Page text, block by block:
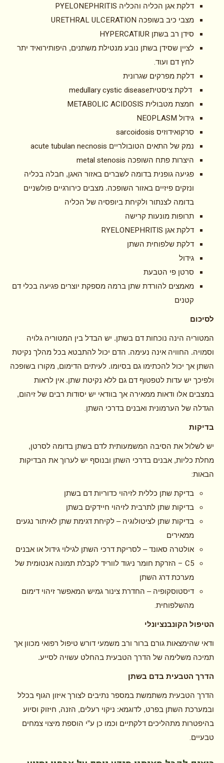
דלקת אגן הכליה והכליה PYELONEPHRITIS
מצבי כיב בשופכה URETHRAL ULCERATION
סידן רב בשתן HYPERCATIUR
לציין שסידן בשתן נובע מנטילת משתנים, היפותירואיד יתר
לחץ דם ועוד.
דלקת מפרקים שגרונית
דלקת ציסטיתmedullary cystic disease
חמצת מטבולית METABOLIC ACIDOSIS
גידול NEOPLASM
סרקואידוזיס sarcoidosis
נמק של התאים הטובולריים acute tubulan necnosis
היצרות פתח השופכה metal stenosis
פגיעה גופנית בדומה לשברים באזור האגן, חבלה בכליה
ונזקים פיזיים באזור השופכה. מצבים כירורגיים פולשניים
בדומה לצנתור ולקיחת ביופסיה של הכליה
תרופות מונעות קרישה
דלקת אגן RYELONEPHRITIS
דלקת שלפוחית השתן
גידול
סרטן פי הטבעת
מאמצים להורדת שתן ברמה מספקת יוצרים פגיעה בכלי דם
קטנים
לסיכום
המטוריה הינה נוכחות דם בשתן. יש הבדל בין המטוריה גלויה
וסמויה. החוויה אינה נעימה. הדם יכול להתבטא בכל מהלך נקיטת
השתן אך יכול להכתימו גם בסיומו. לעיתים הדימום, מקורו בשופכה
ולפיכך יש עדות לטפטוף דם גם ללא נקיטת שתן. אין לראות
במצבים אלו ודאות ממאירה אך בוודאי יש יסודות רבים של זיהום,
הגדלה של הערמונית ואבנים בדרכי השתן.
בדיקות
יש לשלול את הסיבה המשמעותית לדם בשתן בדומה לסרטן,
מחלת כליות, אבנים בדרכי השתן ובנוסף יש לערוך את הבדיקות
הבאות:
בדיקת שתן כללית לזיהוי כדוריות דם בשתן
בדיקות שתן לתרבית לזיהוי חיידקים בשתן
בדיקות שתן לציטולוגיה – לקיחת דגימת שתן לאיתור נגעים
ממאירים
אולטרה סאונד – לסריקת דרכי השתן לגילוי גידול או אבנים
– C5 הזרקת חומר ניגוד לווריד לקבלת תמונה אנטומית של
מערכת דרג השתן
דיסטוסקופיה – החדרת צינור גמיש המאפשר זיהוי דימום
מהשלפוחית.
הטיפול הקונבנציונלי
ודאי שהימצאות גורם ברור ורב משמעי דורש טיפול רפואי מכוון אך
תמיכה משלימה של הדרך הטבעית בהחלט עשויה לסייע.
הדרך הטבעית בדם בשתן
הדרך הטבעית משתמשת במספר נתיבים לצורך איזון הגוף בכלל
ובמערכת השתן בפרט, לדוגמא: ניקוי רעלים, הזנה, חיזוק וסיוע
בהיפטרות מתהליכים דלקתיים וכמו כן ע”י הוספת מיצוי צמחים
טבעיים.